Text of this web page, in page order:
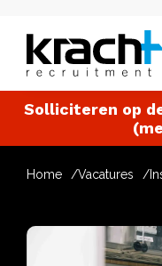
Solliciteren op
Home Vacatures